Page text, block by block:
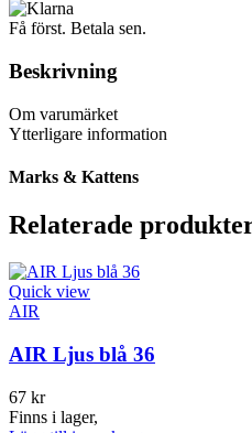
Få först. Betala sen.
Beskrivning
Om varumärket
Ytterligare information
Marks & Kattens
Relaterade
Quick view
AIR
AIR Ljus blå 36
67 kr
Finns i lager,